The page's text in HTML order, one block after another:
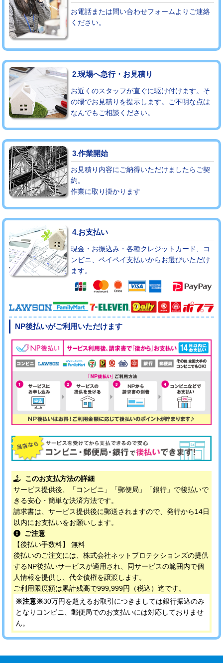
モルタル補修（厚さ10㎝まで） 27,500円
モルタル補修（厚さ10㎝超え）
追加人工 16,500円
廃棄・処分 現場見積
※給水管工事は20mmまでの価格です。
お電話または問い合わせフォームよりご連絡
ください。
2.現場へ急行・お見積り
お近くのスタッフが直ぐに駆け付けます。そ
の場でお見積りを提示します。ご不明な点は
なんでもご相談ください。
3.作業開始
お見積り内容にご納得いただけましたらご契
約。
作業に取り掛かります
4.お支払い
現金・お振込み・各種クレジットカード、コ
ンビニ、ペイペイ支払いからお選びいただけ
ます。
NP後払いがご利用いただけます
このお支払方法の詳細
サービス提供後、「コンビニ」「郵便局」「銀行」で後払いで
きる安心・簡単な決済方法です。
請求書は、サービス提供後に郵送されますので、発行から14日
以内にお支払いをお願いします。
ご注意
【後払い手数料】 無料
後払いのご注文には、株式会社ネットプロテクションズの提供
するNP後払いサービスが適用され、同サービスの範囲内で個
人情報を提供し、代金債権を譲渡します。
ご利用限度額は累計残高で999,999円（税込）迄です。
※注意※30万円を超えるお取引につきましては銀行振込のみ
となりコンビニ、郵便局でのお支払いには対応しておりませ
ん。